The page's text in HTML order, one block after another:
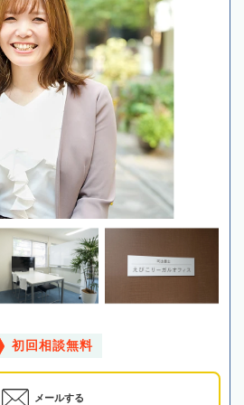
初回相談無料
メールする